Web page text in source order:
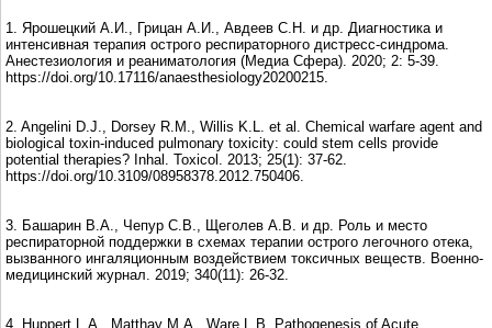
1. Ярошецкий А.И., Грицан А.И., Авдеев С.Н. и др. Диагностика и
интенсивная терапия острого респираторного дистресс-синдрома.
Анестезиология и реаниматология (Медиа Сфера). 2020; 2: 5-39.
https://doi.org/10.17116/anaesthesiology20200215.
2. Angelini D.J., Dorsey R.M., Willis K.L. et al. Chemical warfare agent and
biological toxin-induced pulmonary toxicity: could stem cells provide
potential therapies? Inhal. Toxicol. 2013; 25(1): 37-62.
https://doi.org/10.3109/08958378.2012.750406.
3. Башарин В.А., Чепур С.В., Щеголев А.В. и др. Роль и место
респираторной поддержки в схемах терапии острого легочного отека,
вызванного ингаляционным воздействием токсичных веществ. Военно-
медицинский журнал. 2019; 340(11): 26-32.
4. Huppert L.A., Matthay M.A., Ware L.B. Pathogenesis of Acute